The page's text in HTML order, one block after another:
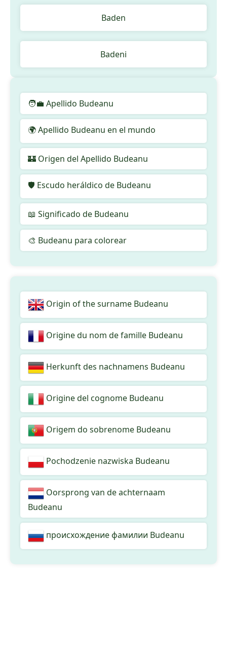
Baden
Badeni
🧑‍💼 Apellido Budeanu
🌍 Apellido Budeanu en el mundo
🏰 Origen del Apellido Budeanu
🛡️ Escudo heráldico de Budeanu
📖 Significado de Budeanu
🎨 Budeanu para colorear
Origin of the surname Budeanu
Origine du nom de famille Budeanu
Herkunft des nachnamens Budeanu
Origine del cognome Budeanu
Origem do sobrenome Budeanu
Pochodzenie nazwiska Budeanu
Oorsprong van de achternaam
Budeanu
происхождение фамилии Budeanu